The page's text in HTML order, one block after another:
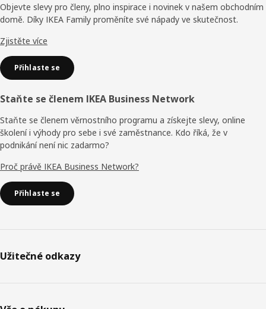
Objevte slevy pro členy, plno inspirace i novinek v našem obchodním
domě. Díky IKEA Family proměníte své nápady ve skutečnost.
Zjistěte více
Přihlaste se
Staňte se členem IKEA Business Network
Staňte se členem věrnostního programu a získejte slevy, online
školení i výhody pro sebe i své zaměstnance. Kdo říká, že v
podnikání není nic zadarmo?
Proč právě IKEA Business Network?
Přihlaste se
Užitečné odkazy